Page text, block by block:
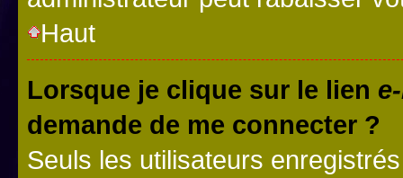
Haut
Lorsque je clique sur le lien
demande de me connecter ?
Seuls les utilisateurs